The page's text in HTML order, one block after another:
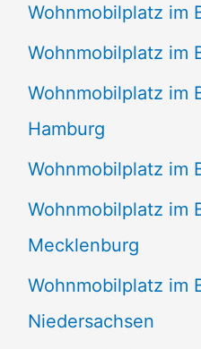
Wohnmobilplatz im
Wohnmobilplatz im
Wohnmobilplatz im
Hamburg
Wohnmobilplatz im
Wohnmobilplatz im
Mecklenburg
Wohnmobilplatz im
Niedersachsen